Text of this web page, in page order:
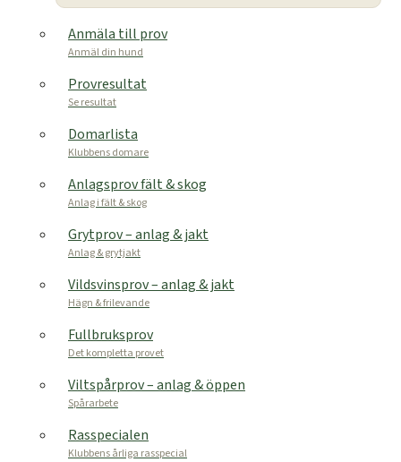
Anmäla till prov
Anmäl din hund
Provresultat
Se resultat
Domarlista
Klubbens domare
Anlagsprov fält & skog
Anlag i fält & skog
Grytprov – anlag & jakt
Anlag & grytjakt
Vildsvinsprov – anlag & jakt
Hägn & frilevande
Fullbruksprov
Det kompletta provet
Viltspårprov – anlag & öppen
Spårarbete
Rasspecialen
Klubbens årliga rasspecial